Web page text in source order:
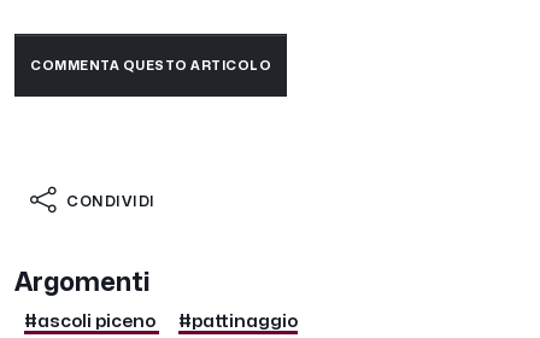
COMMENTA QUESTO ARTICOLO
CONDIVIDI
Argomenti
#ascoli piceno #pattinaggio